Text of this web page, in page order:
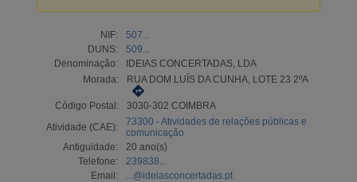
NIF:
507...
DUNS:
509...
Denominação:
IDEIAS CONCERTADAS, LDA
Morada:
RUA DOM LUÍS DA CUNHA, LOTE 23 2ºA
Código Postal:
3030-302 COIMBRA
Atividade (CAE):
73300 - Atividades de relações públicas e
comunicação
Antiguidade:
20 ano(s)
Telefone:
239838...
Email:
...@ideiasconcertadas.pt